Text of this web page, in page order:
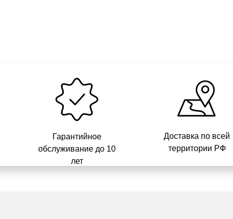
Доставка по всей
территории РФ
Гарантийное
обслуживание до 10
лет